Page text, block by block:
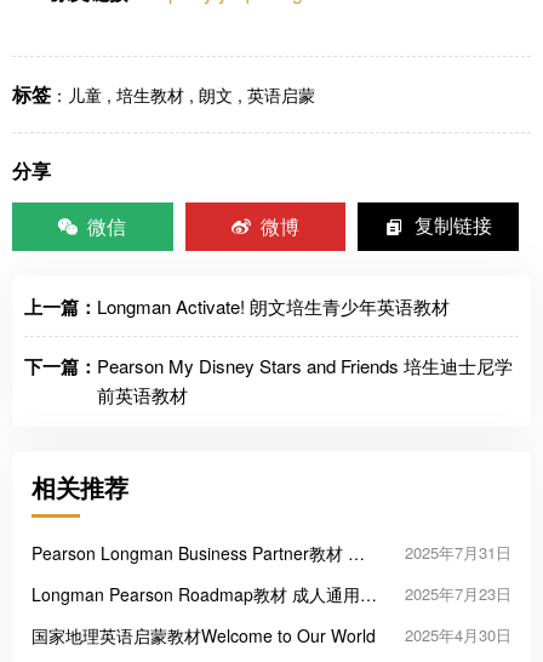
标签 ： 儿童 , 培生教材 , 朗文 , 英语启蒙
分享
微信
微博 复制链接
上一篇： Longman Activate! 朗文培生青少年英语教材
下一篇： Pearson My Disney Stars and Friends 培生迪士尼学
前英语教材
相关推荐
Pearson Longman Business Partner教材 成
2025年7月31日
Longman Pearson Roadmap教材 成人通用英
2025年7月23日
国家地理英语启蒙教材Welcome to Our World 2025年4月30日